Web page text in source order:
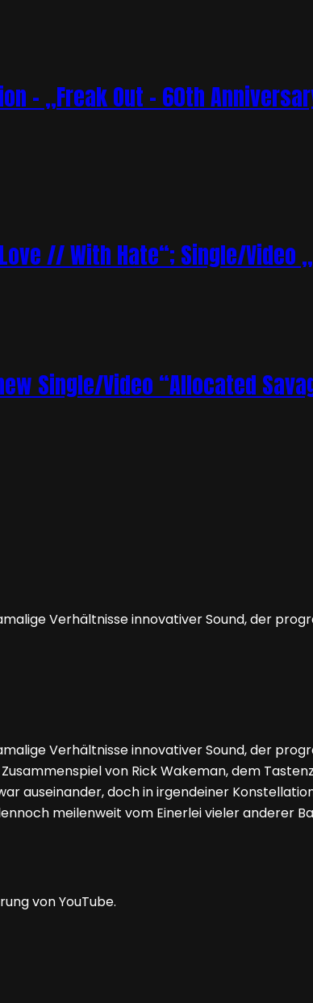
– „Freak Out – 60th
// With Hate“; Single/Video
Single/Video “Allocated
Verhältnisse innovativer Sound, der
Verhältnisse innovativer Sound, der
von Rick Wakeman, dem
auseinander, doch in irgendeiner
meilenweit vom Einerlei vieler anderer
von YouTube.